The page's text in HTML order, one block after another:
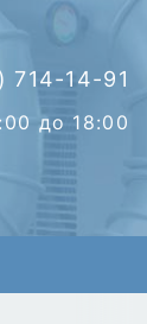
14-91
до 18:00